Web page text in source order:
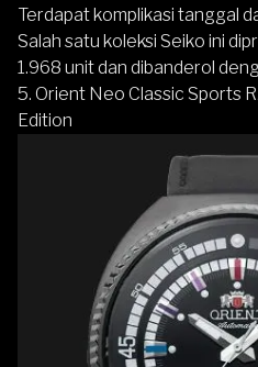
Terdapat komplikasi tanggal
Salah satu koleksi Seiko ini
1.968 unit dan dibanderol
5. Orient Neo Classic Sports
Edition